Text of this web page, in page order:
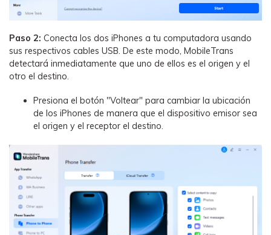
Paso 2: Conecta los dos iPhones a tu computadora usando
sus respectivos cables USB. De este modo, MobileTrans
detectará inmediatamente que uno de ellos es el origen y el
otro el destino.
Presiona el botón "Voltear" para cambiar la ubicación
de los iPhones de manera que el dispositivo emisor sea
el origen y el receptor el destino.